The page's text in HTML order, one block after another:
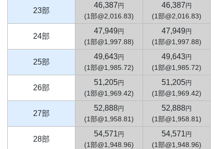
23部
46,387 円
(1部@2,016.83)
46,387 円
(1部@2,016.83)
24部
47,949 円
(1部@1,997.88)
47,949 円
(1部@1,997.88)
25部
49,643円
(1部@1,985.72)
49,643円
(1部@1,985.72)
26部
51,205円
(1部@1,969.42)
51,205円
(1部@1,969.42)
27部
52,888円
(1部@1,958.81)
52,888円
(1部@1,958.81)
28部
54,571 円
(1部@1,948.96)
54,571 円
(1部@1,948.96)